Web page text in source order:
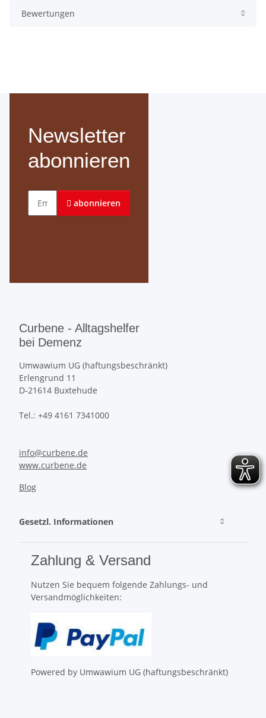
Bewertungen
Newsletter
abonnieren
abonnieren
Curbene - Alltagshelfer
bei Demenz
Umwawium UG (haftungsbeschränkt)
Erlengrund 11
D-21614 Buxtehude
Tel.: +49 4161 7341000
info@curbene.de
www.curbene.de
Blog
Gesetzl. Informationen
Zahlung & Versand
Nutzen Sie bequem folgende Zahlungs- und
Versandmöglichkeiten:
Powered by Umwawium UG (haftungsbeschränkt)